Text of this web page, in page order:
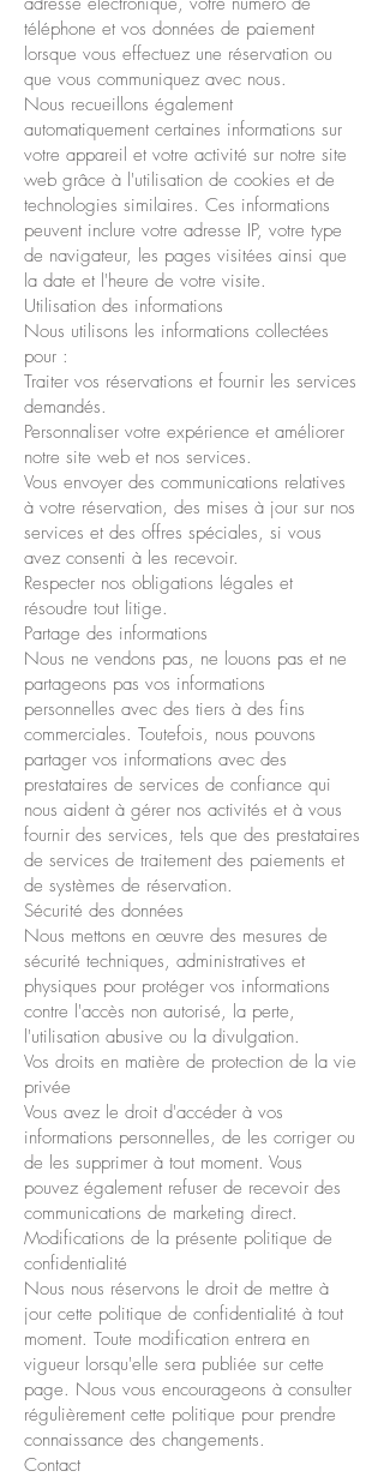
téléphone et vos données de paiement
lorsque vous effectuez une réservation ou
que vous communiquez avec nous.
Nous recueillons également
automatiquement certaines informations sur
votre appareil et votre activité sur notre site
web grâce à l'utilisation de cookies et de
technologies similaires. Ces informations
peuvent inclure votre adresse IP, votre type
de navigateur, les pages visitées ainsi que
la date et l'heure de votre visite.
Utilisation des informations
Nous utilisons les informations collectées
pour :
Traiter vos réservations et fournir les services
demandés.
Personnaliser votre expérience et améliorer
notre site web et nos services.
Vous envoyer des communications relatives
à votre réservation, des mises à jour sur nos
services et des offres spéciales, si vous
avez consenti à les recevoir.
Respecter nos obligations légales et
résoudre tout litige.
Partage des informations
Nous ne vendons pas, ne louons pas et ne
partageons pas vos informations
personnelles avec des tiers à des fins
commerciales. Toutefois, nous pouvons
partager vos informations avec des
prestataires de services de confiance qui
nous aident à gérer nos activités et à vous
fournir des services, tels que des prestataires
de services de traitement des paiements et
de systèmes de réservation.
Sécurité des données
Nous mettons en œuvre des mesures de
sécurité techniques, administratives et
physiques pour protéger vos informations
contre l'accès non autorisé, la perte,
l'utilisation abusive ou la divulgation.
Vos droits en matière de protection de la vie
privée
Vous avez le droit d'accéder à vos
informations personnelles, de les corriger ou
de les supprimer à tout moment. Vous
pouvez également refuser de recevoir des
communications de marketing direct.
Modifications de la présente politique de
confidentialité
Nous nous réservons le droit de mettre à
jour cette politique de confidentialité à tout
moment. Toute modification entrera en
vigueur lorsqu'elle sera publiée sur cette
page. Nous vous encourageons à consulter
régulièrement cette politique pour prendre
connaissance des changements.
Contact